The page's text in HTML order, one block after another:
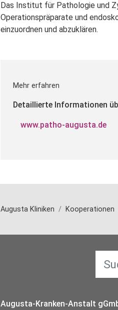
Das Institut für Pathologie und
Operationspräparate und
einzuordnen und abzuklären.
Mehr erfahren
Detaillierte Informationen
www.patho-augusta.de
Augusta Kliniken Kooperationen
Augusta-Kranken-Anstalt